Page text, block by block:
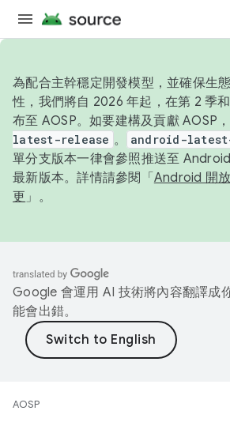
為配合主幹穩定開發模型，並確保生
性，我們將自 2026 年起，在第 2 季
布至 AOSP。如要建構及貢獻 AOSP
latest-release 。 android-
單分支版本一律會參照推送至
最新版本。詳情請參閱「 Android 開
更 」。
Google 會運用 AI 技術將內容翻譯成
能會出錯。
AOSP